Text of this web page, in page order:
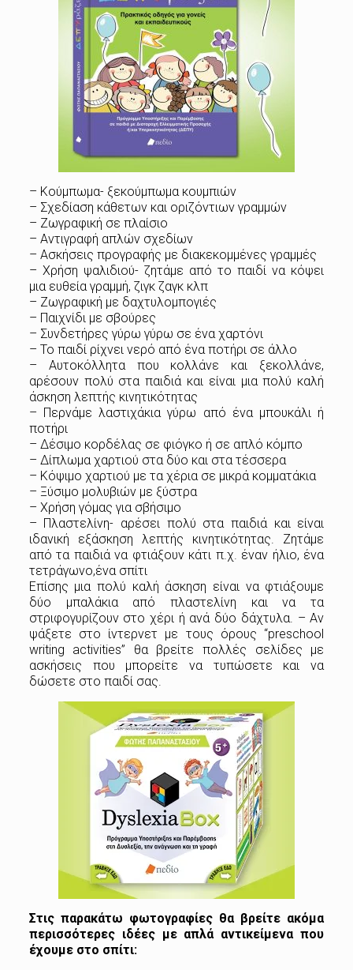
– Κούμπωμα- ξεκούμπωμα κουμπιών
– Σχεδίαση κάθετων και οριζόντιων γραμμών
– Ζωγραφική σε πλαίσιο
– Αντιγραφή απλών σχεδίων
– Ασκήσεις προγραφής με διακεκομμένες γραμμές
– Χρήση ψαλιδιού- ζητάμε από το παιδί να κόψει
μια ευθεία γραμμή, ζιγκ ζαγκ κλπ
– Ζωγραφική με δαχτυλομπογιές
– Παιχνίδι με σβούρες
– Συνδετήρες γύρω γύρω σε ένα χαρτόνι
– Το παιδί ρίχνει νερό από ένα ποτήρι σε άλλο
– Αυτοκόλλητα που κολλάνε και ξεκολλάνε,
αρέσουν πολύ στα παιδιά και είναι μια πολύ καλή
άσκηση λεπτής κινητικότητας
– Περνάμε λαστιχάκια γύρω από ένα μπουκάλι ή
ποτήρι
– Δέσιμο κορδέλας σε φιόγκο ή σε απλό κόμπο
– Δίπλωμα χαρτιού στα δύο και στα τέσσερα
– Κόψιμο χαρτιού με τα χέρια σε μικρά κομματάκια
– Ξύσιμο μολυβιών με ξύστρα
– Χρήση γόμας για σβήσιμο
– Πλαστελίνη- αρέσει πολύ στα παιδιά και είναι
ιδανική εξάσκηση λεπτής κινητικότητας. Ζητάμε
από τα παιδιά να φτιάξουν κάτι π.χ. έναν ήλιο, ένα
τετράγωνο,ένα σπίτι
Επίσης μια πολύ καλή άσκηση είναι να φτιάξουμε
δύο μπαλάκια από πλαστελίνη και να τα
στριφογυρίζουν στο χέρι ή ανά δύο δάχτυλα. – Αν
ψάξετε στο ίντερνετ με τους όρους “preschool
writing activities” θα βρείτε πολλές σελίδες με
ασκήσεις που μπορείτε να τυπώσετε και να
δώσετε στο παιδί σας.
Στις παρακάτω φωτογραφίες θα βρείτε ακόμα
περισσότερες ιδέες με απλά αντικείμενα που
έχουμε στο σπίτι: